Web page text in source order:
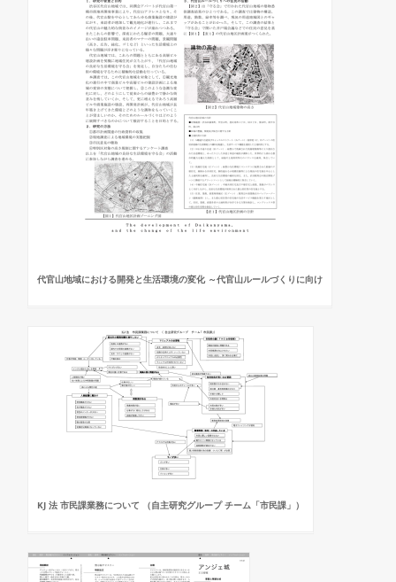
代官山地域における開発と生活環境の変化 ～代官山ルールづくりに向け
KJ 法 市民課業務について （自主研究グループ チーム「市民課」）